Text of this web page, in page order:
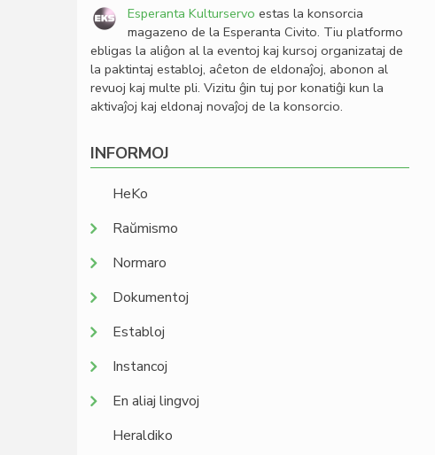
Esperanta Kulturservo estas la konsorcia
magazeno de la Esperanta Civito. Tiu platformo
ebligas la aliĝon al la eventoj kaj kursoj organizataj de
la paktintaj establoj, aĉeton de eldonaĵoj, abonon al
revuoj kaj multe pli. Vizitu ĝin tuj por konatiĝi kun la
aktivaĵoj kaj eldonaj novaĵoj de la konsorcio.
INFORMOJ
HeKo
Raŭmismo
Normaro
Dokumentoj
Establoj
Instancoj
En aliaj lingvoj
Heraldiko